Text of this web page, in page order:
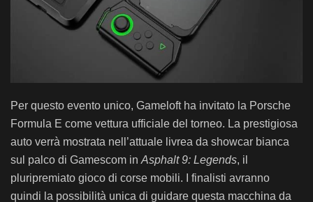
Per questo evento unico, Gameloft ha invitato la Porsche
Formula E come vettura ufficiale del torneo. La prestigiosa
auto verrà mostrata nell’attuale livrea da showcar bianca
sul palco di Gamescom in Asphalt 9: Legends, il
pluripremiato gioco di corse mobili. I finalisti avranno
quindi la possibilità unica di guidare questa macchina da